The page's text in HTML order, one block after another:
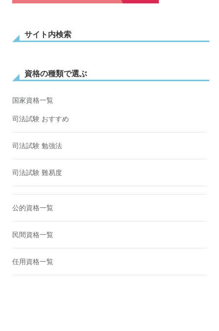
サイト内検索
資格の種類で選ぶ
国家資格一覧
司法試験 おすすめ
司法試験 勉強法
司法試験 難易度
公的資格一覧
民間資格一覧
任用資格一覧